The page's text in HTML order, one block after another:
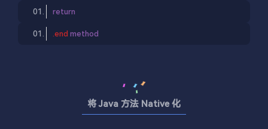
return
.end method
将 Java 方法 Native 化